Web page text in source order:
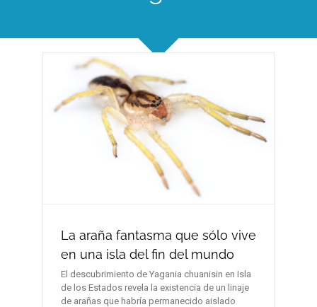
La araña fantasma que sólo vive
en una isla del fin del mundo
El descubrimiento de Yagania chuanisin en Isla
de los Estados revela la existencia de un linaje
de arañas que habría permanecido aislado